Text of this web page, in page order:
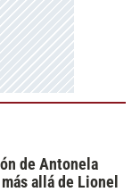
de Antonela
allá de Lionel